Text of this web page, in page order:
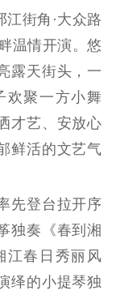
规
研究阐释
成果集萃
载
街角·大众路
温情开演。悠
露天街头，一
欢聚一方小舞
才艺、安放心
鲜活的文艺气
登台拉开序
独奏《春到湘
江春日秀丽风
绎的小提琴独